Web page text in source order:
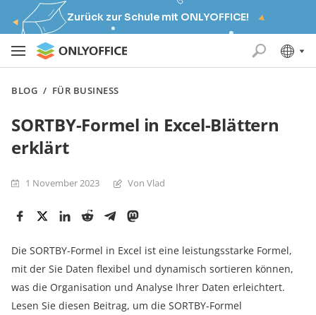
Zurück zur Schule mit ONLYOFFICE!
BLOG / FÜR BUSINESS
SORTBY-Formel in Excel-Blättern
erklärt
1 November 2023 Von Vlad
Die SORTBY-Formel in Excel ist eine leistungsstarke Formel,
mit der Sie Daten flexibel und dynamisch sortieren können,
was die Organisation und Analyse Ihrer Daten erleichtert.
Lesen Sie diesen Beitrag, um die SORTBY-Formel